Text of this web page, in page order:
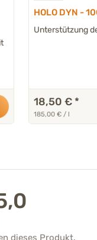
HOLO DYN -
Unterstützung
18,50 € *
185,00 € / l
dieses Produkt.